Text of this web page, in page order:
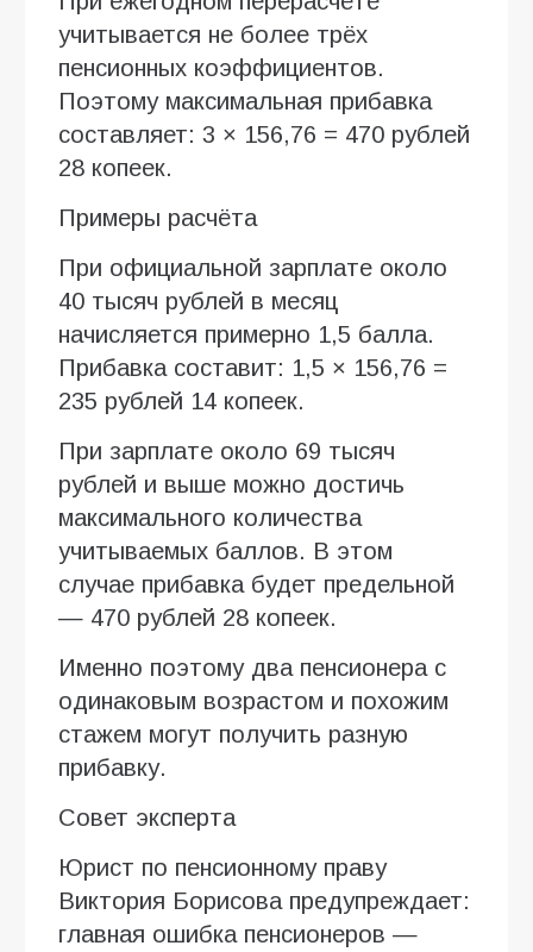
учитывается не более трёх
пенсионных коэффициентов.
Поэтому максимальная прибавка
составляет: 3 × 156,76 = 470 рублей
28 копеек.
Примеры расчёта
При официальной зарплате около
40 тысяч рублей в месяц
начисляется примерно 1,5 балла.
Прибавка составит: 1,5 × 156,76 =
235 рублей 14 копеек.
При зарплате около 69 тысяч
рублей и выше можно достичь
максимального количества
учитываемых баллов. В этом
случае прибавка будет предельной
— 470 рублей 28 копеек.
Именно поэтому два пенсионера с
одинаковым возрастом и похожим
стажем могут получить разную
прибавку.
Совет эксперта
Юрист по пенсионному праву
Виктория Борисова предупреждает:
главная ошибка пенсионеров —